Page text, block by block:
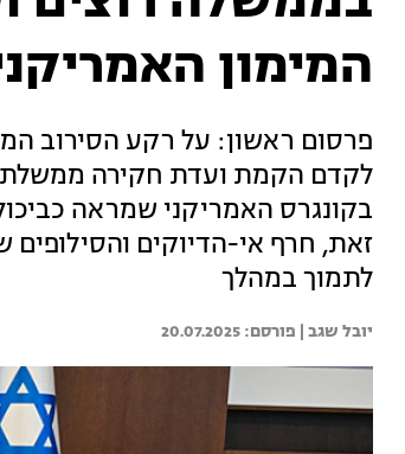
המימון
לקדם הקמת ועדת חקירה
בקונגרס האמריקני שמראה
זאת, חרף אי-הדיוקים והסילופים
לתמוך במהלך
יובל שגב | 20.07.2025